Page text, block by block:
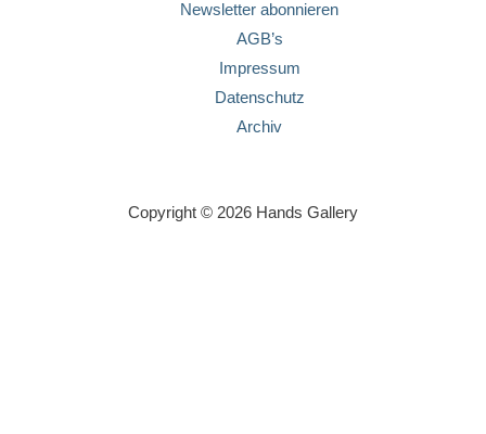
Newsletter abonnieren
AGB’s
Impressum
Datenschutz
Archiv
Copyright © 2026 Hands Gallery